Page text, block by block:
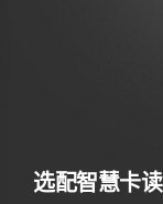
选配智慧卡